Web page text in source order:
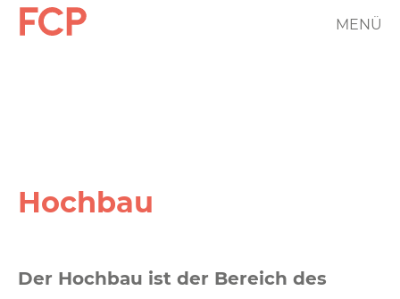
Direkt
zumFCP
MENÜ
Hochbau
Der Hochbau ist der Bereich des